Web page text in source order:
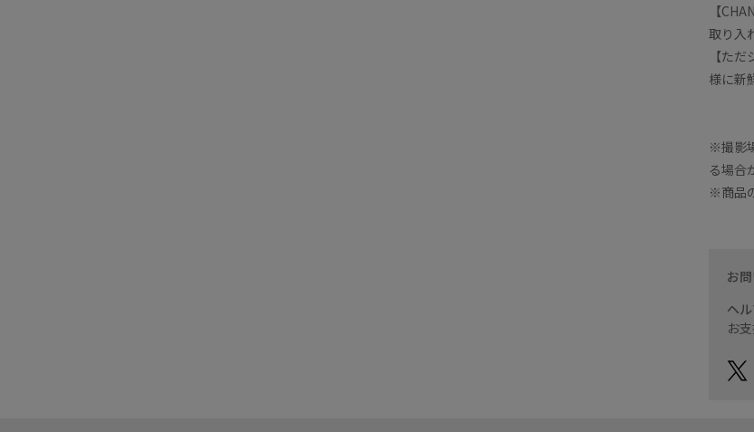
【
取り入
【た
様に新
※撮影
る場合
※商品
お
ヘ
お